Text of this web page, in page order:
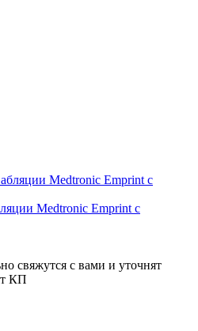
Medtronic Emprint с
свяжутся с вами и уточнят
КП